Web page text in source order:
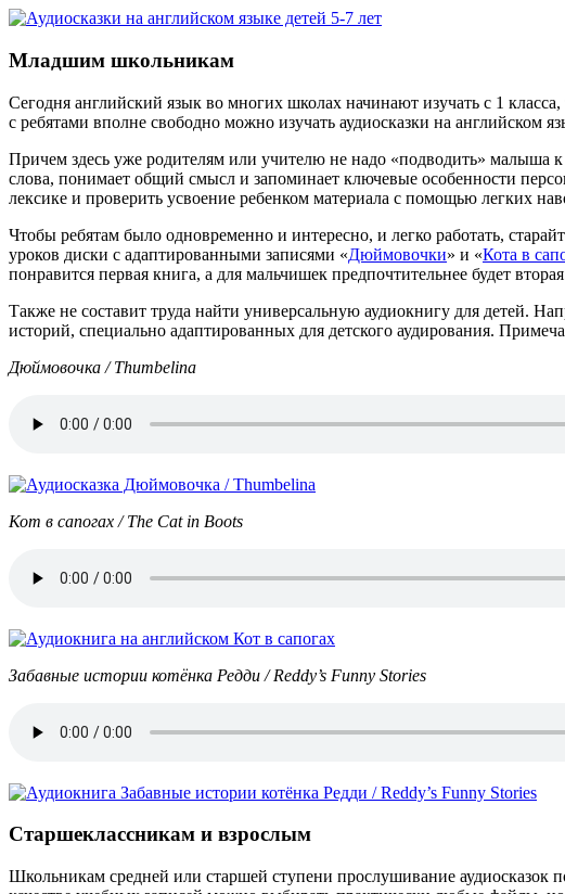
Младшим школьникам
Сегодня английский язык во многих школах начинают изучать с 1
с ребятами вполне свободно можно изучать аудиосказки на английском
Причем здесь уже родителям или учителю не надо «подводить» малыша к
слова, понимает общий смысл и запоминает ключевые особенности
лексике и проверить усвоение ребенком материала с помощью легких
Чтобы ребятам было одновременно и интересно, и легко работать,
уроков диски с адаптированными записями «Дюймовочки» и «Кота в
понравится первая книга, а для мальчишек предпочтительнее будет
Также не составит труда найти универсальную аудиокнигу для детей.
историй, специально адаптированных для детского аудирования.
Дюймовочка / Thumbelina
Кот в сапогах / The Cat in Boots
Забавные истории котёнка Редди / Reddy’s Funny Stories
Старшеклассникам и взрослым
Школьникам средней или старшей ступени прослушивание аудиосказок